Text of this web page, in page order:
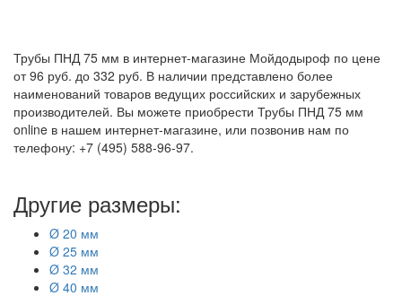
Трубы ПНД 75 мм в интернет-магазине Мойдодыроф по цене
от 96 руб. до 332 руб. В наличии представлено более
наименований товаров ведущих российских и зарубежных
производителей. Вы можете приобрести Трубы ПНД 75 мм
online в нашем интернет-магазине, или позвонив нам по
телефону: +7 (495) 588-96-97.
Другие размеры:
Ø 20 мм
Ø 25 мм
Ø 32 мм
Ø 40 мм